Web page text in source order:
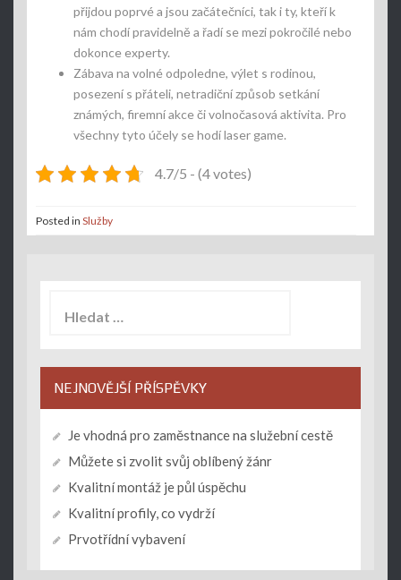
přijdou poprvé a jsou začátečníci, tak i ty, kteří k
nám chodí pravidelně a řadí se mezi pokročilé nebo
dokonce experty.
Zábava na volné odpoledne, výlet s rodinou,
posezení s přáteli, netradiční způsob setkání
známých, firemní akce či volnočasová aktivita. Pro
všechny tyto účely se hodí laser game.
4.7/5 - (4 votes)
Posted in Služby
NEJNOVĚJŠÍ PŘÍSPĚVKY
Je vhodná pro zaměstnance na služební cestě
Můžete si zvolit svůj oblíbený žánr
Kvalitní montáž je půl úspěchu
Kvalitní profily, co vydrží
Prvotřídní vybavení